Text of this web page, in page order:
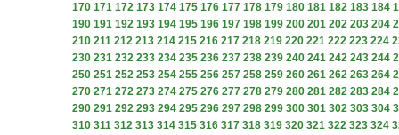
170 171 172 173 174 175 176 177 178 179 180 181 182 183 184
190 191 192 193 194 195 196 197 198 199 200 201 202 203 204
210 211 212 213 214 215 216 217 218 219 220 221 222 223 224
230 231 232 233 234 235 236 237 238 239 240 241 242 243 244
250 251 252 253 254 255 256 257 258 259 260 261 262 263 264
270 271 272 273 274 275 276 277 278 279 280 281 282 283 284
290 291 292 293 294 295 296 297 298 299 300 301 302 303 304
310 311 312 313 314 315 316 317 318 319 320 321 322 323 324